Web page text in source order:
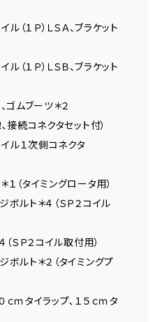
（１Ｐ）ＬＳＡ、ブラケット
（１Ｐ）ＬＳＢ、ブラケット
ゴムブーツ＊２
接続コネクタセット付）
ル１次側コネクタ
１（タイミングロータ用）
ボルト＊４（ＳＰ２コイル
（ＳＰ２コイル取付用）
ボルト＊２（タイミングプ
ｃｍタイラップ､１５ｃｍタ